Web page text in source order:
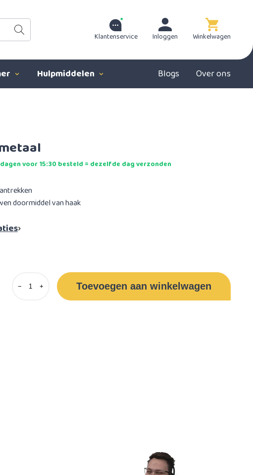
Klantenservice Inloggen Winkelwagen
Hulpmiddelen Blogs Over ons
voor 15:30 besteld = dezelfde dag verzonden
doormiddel van haak
− + Toevoegen aan winkelwagen